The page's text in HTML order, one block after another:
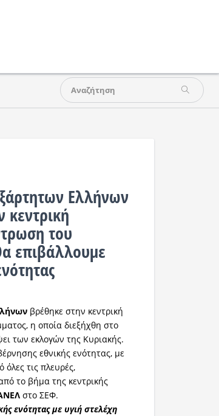
Ελλήνων
κεντρική
του
επιβάλλουμε
βρέθηκε στην κεντρική
η οποία διεξήχθη στο
των εκλογών της Κυριακής.
εθνικής ενότητας, με
τις πλευρές,
το βήμα της κεντρικής
στο ΣΕΦ.
ενότητας με υγιή στελέχη